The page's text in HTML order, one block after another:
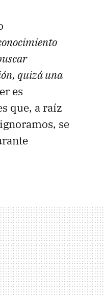
quizá una
es
que, a raíz
se